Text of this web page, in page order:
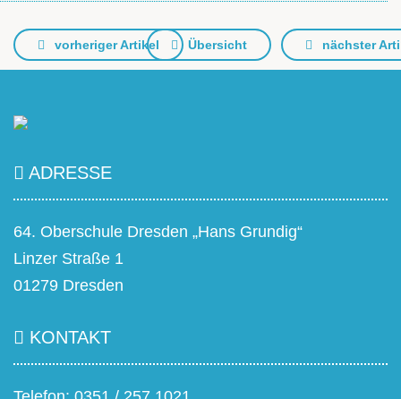
vorheriger Artikel Übersicht nächster
ADRESSE
64. Oberschule Dresden „Hans Grundig“
Linzer Straße 1
01279 Dresden
KONTAKT